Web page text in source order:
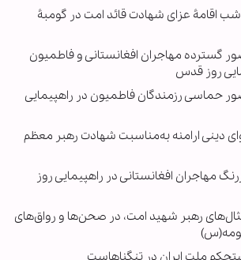
اقامۀ عزای شهادت قائد امت در گومبۀ
مهاجران افغانستانی و فاطمیون
روز قدس
حماسی رزمندگان فاطمیون در راهپیمایی
دینی ارامنه به‌مناسبت شهادت رهبر معظم
مهاجران افغانستانی در راهپیمایی روز
رهبر شهید امت، در صحن‌ها و رواق‌های
ملت ایران در تنگناهاست